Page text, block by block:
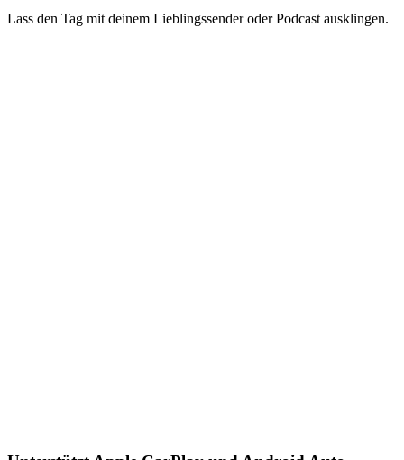
Lass den Tag mit deinem Lieblingssender oder Podcast ausklingen.